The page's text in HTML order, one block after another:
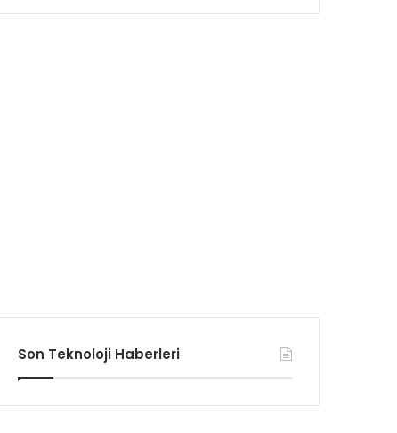
Son Teknoloji Haberleri